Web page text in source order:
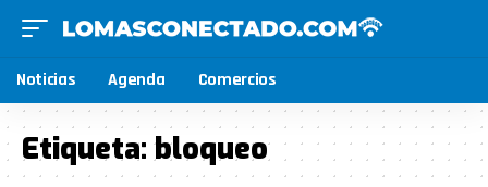
Noticias Agenda Comercios
Etiqueta:bloqueo